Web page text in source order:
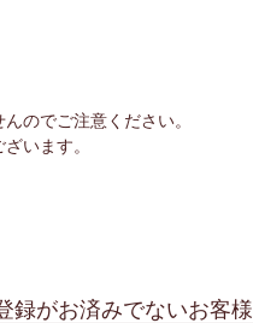
のでご注意ください。
います。
録がお済みでないお客様